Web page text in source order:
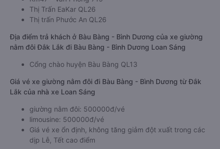
Thị Trấn EaKar QL26
Thị trấn Phước An QL26
Địa điểm trả khách ở Bàu Bàng - Bình Dương của xe giường
nằm đôi Đắk Lắk đi Bàu Bàng - Bình Dương Loan Sáng
Cổng chào huyện Bàu Bàng QL13
Giá vé xe giường nằm đôi đi Bàu Bàng - Bình Dương từ Đắk
Lắk của nhà xe Loan Sáng
giường nằm đôi: 500000đ/vé
limousine: 500000đ/vé
Giá vé xe ổn định, không tăng giảm đột xuất trong các
dịp Lễ, Tết cao điểm